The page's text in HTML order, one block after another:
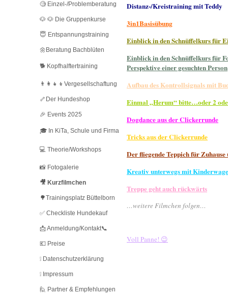
🧐 Einzel-/Problemberatung
🐶 🐶 Die Gruppenkurse
😇 Entspannungstraining
🌼Beratung Bachblüten
🐕 Kopfhalftertraining
👨‍👩‍👧‍👦Vergesellschaftung
🦴Der Hundeshop
🎉 Events 2025
🎓 In KiTa, Schule und Firma
💻 Theorie/Workshops
📸 Fotogalerie
🎥 Kurzfilmchen
🌳Trainingsplatz Büttelborn
✅ Checkliste Hundekauf
📩 Anmeldung/Kontakt📞
💶 Preise
❕ Datenschutzerklärung
❕ Impressum
🙋 Partner & Empfehlungen
Distanz-/Kreistraining mit Teddy
3in1Basisübung
Einblick in den Schnüffelkurs für
Einblick in den Schnüffelkurs für
Perspektive einer gesuchten Person
Aufbau des Kontrollsignals mit
Einmal „Herum“ bitte…oder 2
Dogdance aus der Clickerrunde
Tricks aus der Clickerrunde
Der fliegende Teppich für Zuhause
Kreativ unterwegs mit
Treppe geht auch rückwärts
…weitere Filmchen folgen…
Voll Panne! 😉